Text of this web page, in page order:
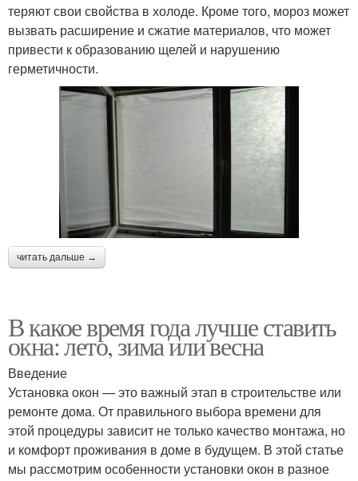
теряют свои свойства в холоде. Кроме того, мороз может
вызвать расширение и сжатие материалов, что может
привести к образованию щелей и нарушению
герметичности.
читать дальше →
В какое время года лучше ставить
окна: лето, зима или весна
Введение
Установка окон — это важный этап в строительстве или
ремонте дома. От правильного выбора времени для
этой процедуры зависит не только качество монтажа, но
и комфорт проживания в доме в будущем. В этой статье
мы рассмотрим особенности установки окон в разное